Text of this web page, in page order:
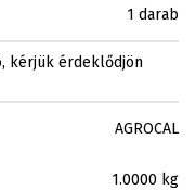
1 darab
kérjük érdeklődjön
AGROCAL
1.0000 kg